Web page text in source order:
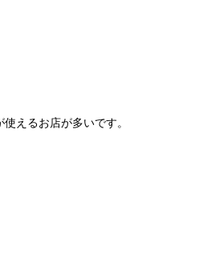
えるお店が多いです。